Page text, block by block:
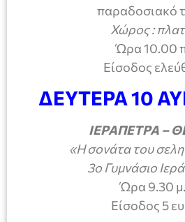
παραδοσιακό
Χώρος :
Ώρα 10.00
Είσοδος
ΔΕΥΤΕΡΑ 10
ΙΕΡΑΠΕΤΡΑ –
«Η σονάτα του
3ο Γυμνάσιο
Ώρα 9.30
Είσοδος 5